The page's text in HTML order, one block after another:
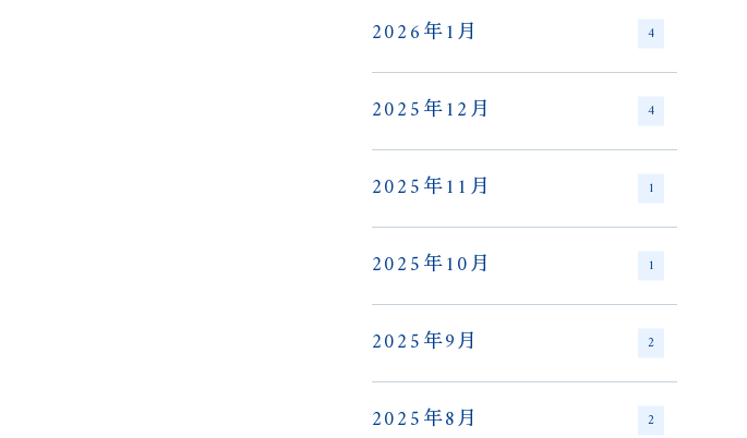
2026年1月 4
2025年12月 4
2025年11月 1
2025年10月 1
2025年9月 2
2025年8月 2